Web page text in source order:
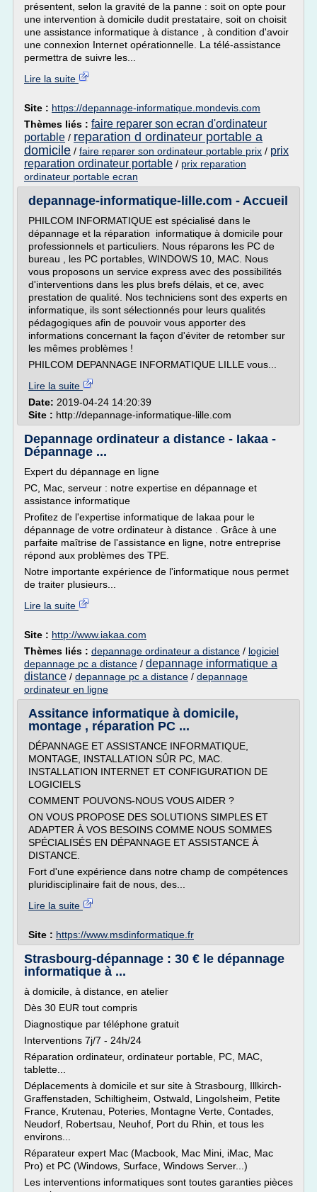
présentent, selon la gravité de la panne : soit on opte pour
une intervention à domicile dudit prestataire, soit on choisit
une assistance informatique à distance , à condition d'avoir
une connexion Internet opérationnelle. La télé-assistance
permettra de suivre les...
Lire la suite
Site : https://depannage-informatique.mondevis.com
Thèmes liés : faire reparer son ecran d'ordinateur
portable / reparation d ordinateur portable a
domicile / faire reparer son ordinateur portable prix / prix
reparation ordinateur portable / prix reparation
ordinateur portable ecran
depannage-informatique-lille.com - Accueil
PHILCOM INFORMATIQUE est spécialisé dans le
dépannage et la réparation informatique à domicile pour
professionnels et particuliers. Nous réparons les PC de
bureau , les PC portables, WINDOWS 10, MAC. Nous
vous proposons un service express avec des possibilités
d'interventions dans les plus brefs délais, et ce, avec
prestation de qualité. Nos techniciens sont des experts en
informatique, ils sont sélectionnés pour leurs qualités
pédagogiques afin de pouvoir vous apporter des
informations concernant la façon d'éviter de retomber sur
les mêmes problèmes !
PHILCOM DEPANNAGE INFORMATIQUE LILLE vous...
Lire la suite
Date: 2019-04-24 14:20:39
Site : http://depannage-informatique-lille.com
Depannage ordinateur a distance - Iakaa -
Dépannage ...
Expert du dépannage en ligne
PC, Mac, serveur : notre expertise en dépannage et
assistance informatique
Profitez de l'expertise informatique de Iakaa pour le
dépannage de votre ordinateur à distance . Grâce à une
parfaite maîtrise de l'assistance en ligne, notre entreprise
répond aux problèmes des TPE.
Notre importante expérience de l'informatique nous permet
de traiter plusieurs...
Lire la suite
Site : http://www.iakaa.com
Thèmes liés : depannage ordinateur a distance / logiciel
depannage pc a distance / depannage informatique a
distance / depannage pc a distance / depannage
ordinateur en ligne
Assitance informatique à domicile,
montage , réparation PC ...
DÉPANNAGE ET ASSISTANCE INFORMATIQUE,
MONTAGE, INSTALLATION SÛR PC, MAC.
INSTALLATION INTERNET ET CONFIGURATION DE
LOGICIELS
COMMENT POUVONS-NOUS VOUS AIDER ?
ON VOUS PROPOSE DES SOLUTIONS SIMPLES ET
ADAPTER À VOS BESOINS COMME NOUS SOMMES
SPÉCIALISÉS EN DÉPANNAGE ET ASSISTANCE À
DISTANCE.
Fort d'une expérience dans notre champ de compétences
pluridisciplinaire fait de nous, des...
Lire la suite
Site : https://www.msdinformatique.fr
Strasbourg-dépannage : 30 € le dépannage
informatique à ...
à domicile, à distance, en atelier
Dès 30 EUR tout compris
Diagnostique par téléphone gratuit
Interventions 7j/7 - 24h/24
Réparation ordinateur, ordinateur portable, PC, MAC,
tablette...
Déplacements à domicile et sur site à Strasbourg, Illkirch-
Graffenstaden, Schiltigheim, Ostwald, Lingolsheim, Petite
France, Krutenau, Poteries, Montagne Verte, Contades,
Neudorf, Robertsau, Neuhof, Port du Rhin, et tous les
environs...
Réparateur expert Mac (Macbook, Mac Mini, iMac, Mac
Pro) et PC (Windows, Surface, Windows Server...)
Les interventions informatiques sont toutes garanties pièces